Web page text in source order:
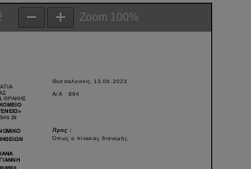
Zoom 100%